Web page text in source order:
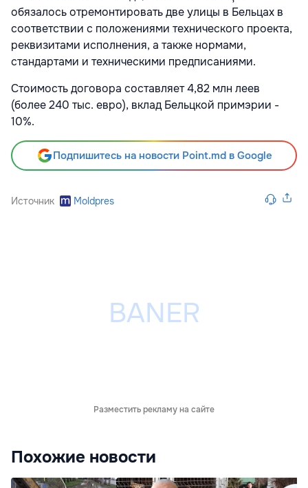
обязалось отремонтировать две улицы в Бельцах в
соответствии с положениями технического проекта,
реквизитами исполнения, а также нормами,
стандартами и техническими предписаниями.
Стоимость договора составляет 4,82 млн леев
(более 240 тыс. евро), вклад Бельцкой примэрии -
10%.
Подпишитесь на новости Point.md в Google
Источник Moldpres
Разместить рекламу на сайте
Похожие новости